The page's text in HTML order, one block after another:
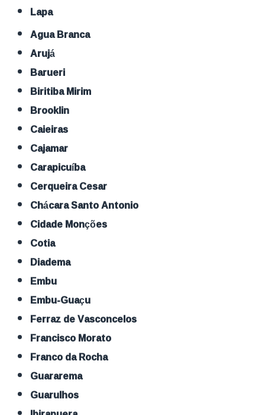
Lapa
Agua Branca
Arujá
Barueri
Biritiba Mirim
Brooklin
Caieiras
Cajamar
Carapicuíba
Cerqueira Cesar
Chácara Santo Antonio
Cidade Monções
Cotia
Diadema
Embu
Embu-Guaçu
Ferraz de Vasconcelos
Francisco Morato
Franco da Rocha
Guararema
Guarulhos